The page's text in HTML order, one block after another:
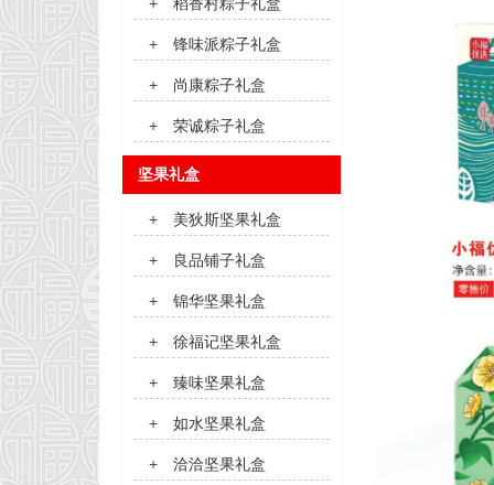
+ 锋味派粽子礼盒
+ 尚康粽子礼盒
+ 荣诚粽子礼盒
坚果礼盒
+ 美狄斯坚果礼盒
+ 良品铺子礼盒
+ 锦华坚果礼盒
+ 徐福记坚果礼盒
+ 臻味坚果礼盒
+ 如水坚果礼盒
+ 洽洽坚果礼盒